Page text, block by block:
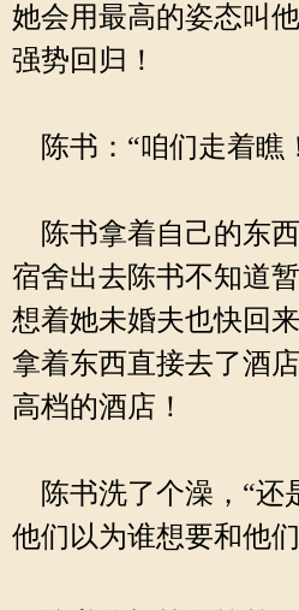
她会用最高的姿态叫
强势回归！
陈书：“咱们走着瞧
陈书拿着自己的东
宿舍出去陈书不知道
想着她未婚夫也快回
拿着东西直接去了酒
高档的酒店！
陈书洗了个澡，“还
他们以为谁想要和他